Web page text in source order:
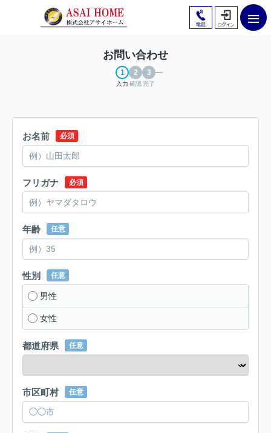
お問い合わせ
入力 確認完了
お名前 必須
フリガナ 必須
年齢 任意
性別 任意
男性
女性
都道府県 任意
市区町村 任意